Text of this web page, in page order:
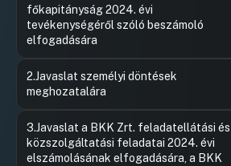
főkapitányság 2024. évi
tevékenységéről szóló beszámoló
elfogadására
2.Javaslat személyi döntések
meghozatalára
3.Javaslat a BKK Zrt. feladatellátási és
közszolgáltatási feladatai 2024. évi
elszámolásának elfogadására, a BKK